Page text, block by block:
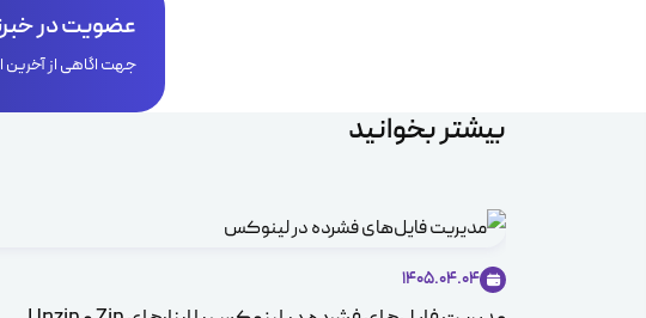
عضویت در
جهت اگاهی از آخرین
بیشتر بخوانید
1405.04.04